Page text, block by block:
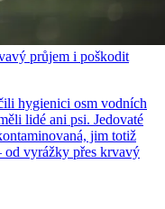
průjem i poškodit
hygienici osm vodních
lidé ani psi. Jedovaté
jim totiž
od vyrážky přes krvavý